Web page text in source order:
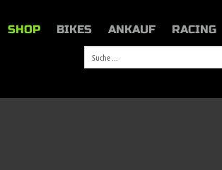
SHOP BIKES ANKAUF RACING